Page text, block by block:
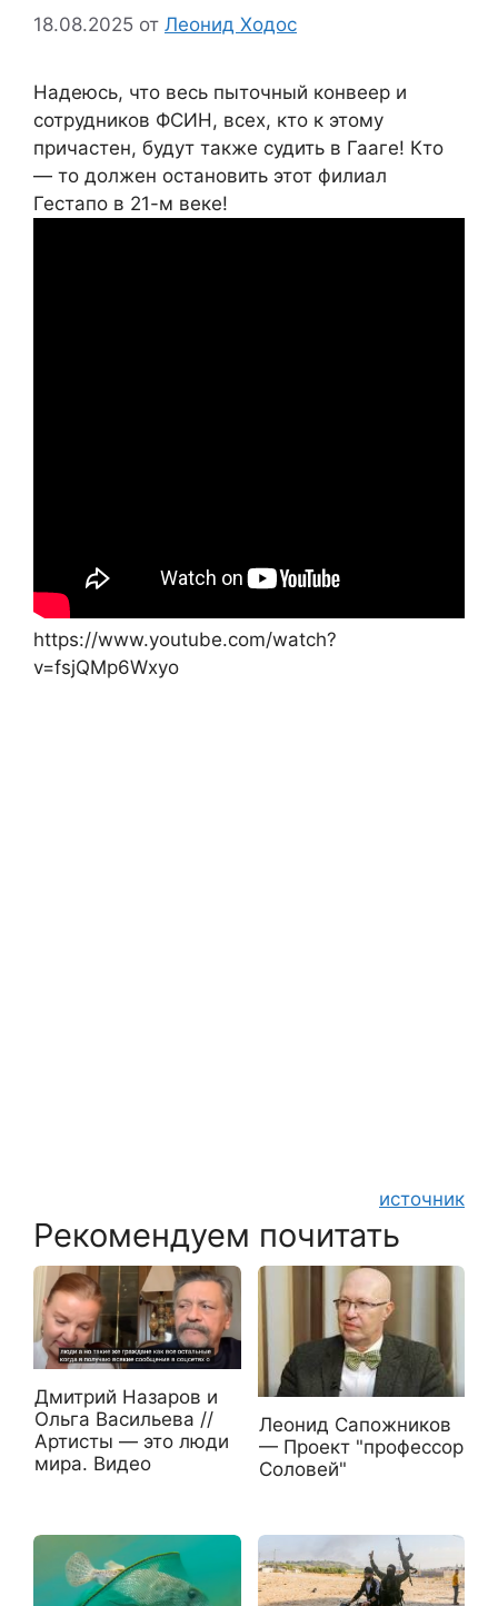
18.08.2025 от Леонид Ходос
Надеюсь, что весь пыточный конвеер и
сотрудников ФСИН, всех, кто к этому
причастен, будут также судить в Гааге! Кто
— то должен остановить этот филиал
Гестапо в 21-м веке!
https://www.youtube.com/watch?
v=fsjQMp6Wxyo
источник
Рекомендуем почитать
Дмитрий Назаров и
Ольга Васильева //
Артисты — это люди
мира. Видео
Леонид Сапожников
— Проект "профессор
Соловей"